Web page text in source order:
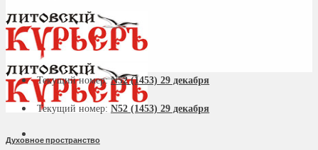
Текущий номер:N52 (1453) 29 декабря
Текущий номер: N52 (1453) 29 декабря
Духовное пространство